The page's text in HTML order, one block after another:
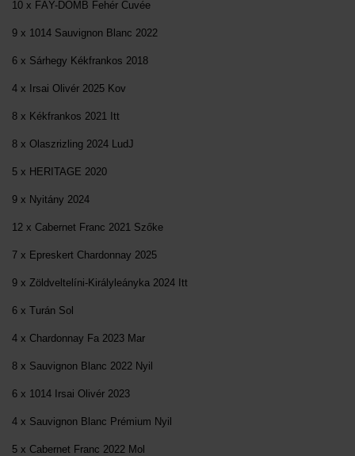
10 x FÁY-DOMB Fehér Cuvée
9 x 1014 Sauvignon Blanc 2022
6 x Sárhegy Kékfrankos 2018
4 x Irsai Olivér 2025 Kov
8 x Kékfrankos 2021 Itt
8 x Olaszrizling 2024 LudJ
5 x HERITAGE 2020
9 x Nyitány 2024
12 x Cabernet Franc 2021 Szőke
7 x Epreskert Chardonnay 2025
9 x Zöldveltelíni-Királyleányka 2024 Itt
6 x Turán Sol
4 x Chardonnay Fa 2023 Mar
8 x Sauvignon Blanc 2022 Nyil
6 x 1014 Irsai Olivér 2023
4 x Sauvignon Blanc Prémium Nyil
5 x Cabernet Franc 2022 Mol